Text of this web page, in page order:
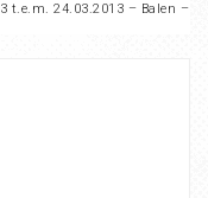
t.e.m. 24.03.2013 – Balen –